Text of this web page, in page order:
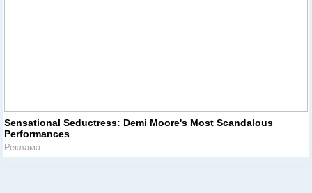
Sensational Seductress: Demi Moore's Most Scandalous
Performances
Реклама